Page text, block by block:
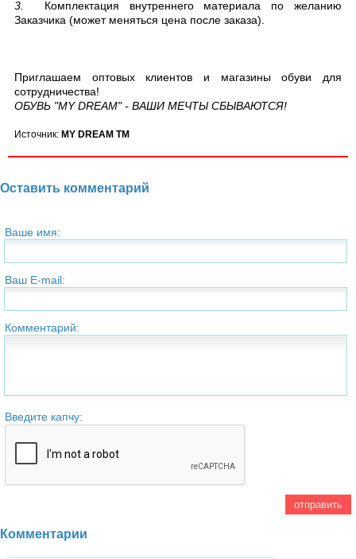
3
Комплектация внутреннего материала по желанию
Заказчика (может меняться цена после заказа).
Приглашаем оптовых клиентов и магазины обуви для
сотрудничества!
ОБУВЬ "MY DREAM" - ВАШИ МЕЧТЫ СБЫВАЮТСЯ!
Источник: MY DREAM TM
Оставить комментарий
Ваше имя:
Ваш E-mail:
Комментарий:
Введите капчу:
Комментарии